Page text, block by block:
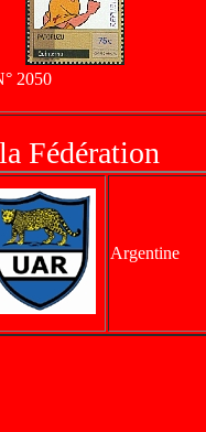
2050
Fédération
Argentine